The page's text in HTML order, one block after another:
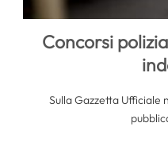
Concorsi
Sulla Gazzetta Ufficiale